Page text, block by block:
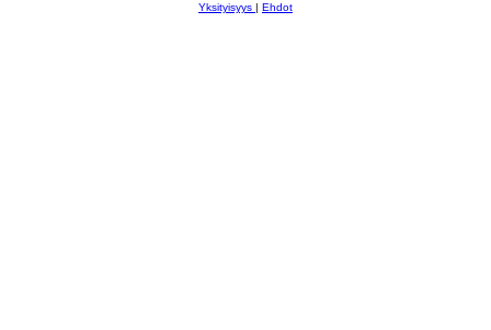
Yksityisyys
Ehdot